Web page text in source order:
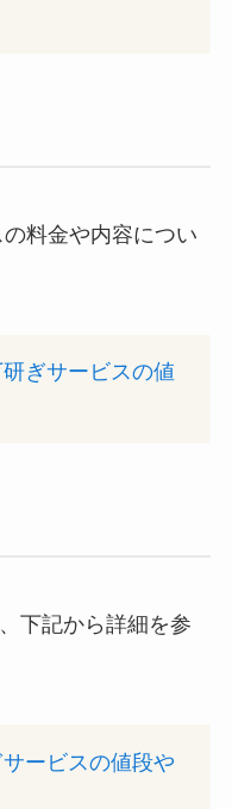
料金や内容につい
研ぎサービスの値
下記から詳細を参
サービスの値段や